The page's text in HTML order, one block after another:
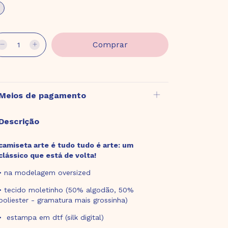
de pagamento
arte é tudo tudo é arte: um
que está de volta!
na modelagem oversized
tecido moletinho (50% algodão, 50%
- gramatura mais grossinha)
estampa em dtf (silk digital)